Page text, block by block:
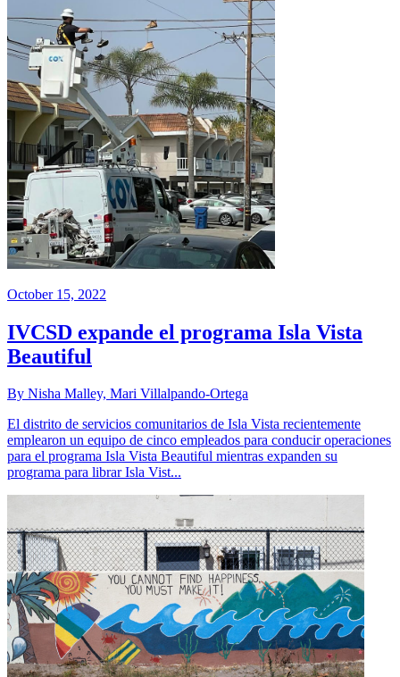
October 15, 2022
IVCSD expande el programa Isla Vista
Beautiful
By Nisha Malley, Mari Villalpando-Ortega
El distrito de servicios comunitarios de Isla Vista recientemente
emplearon un equipo de cinco empleados para conducir operaciones
para el programa Isla Vista Beautiful mientras expanden su
programa para librar Isla Vist...